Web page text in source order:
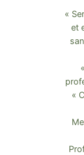
«
et
«